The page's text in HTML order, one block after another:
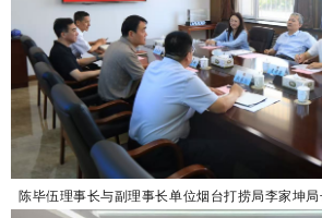
陈毕伍理事长与副理事长单位烟台打捞局李家坤